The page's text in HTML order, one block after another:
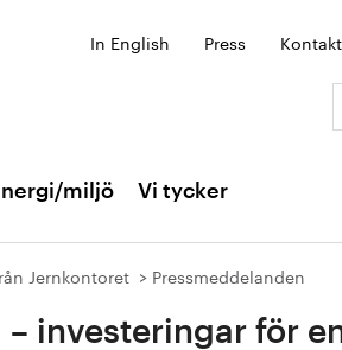
In English Press
miljö Vi tycker
Jernkontoret Pressmeddelanden
– investeringar för